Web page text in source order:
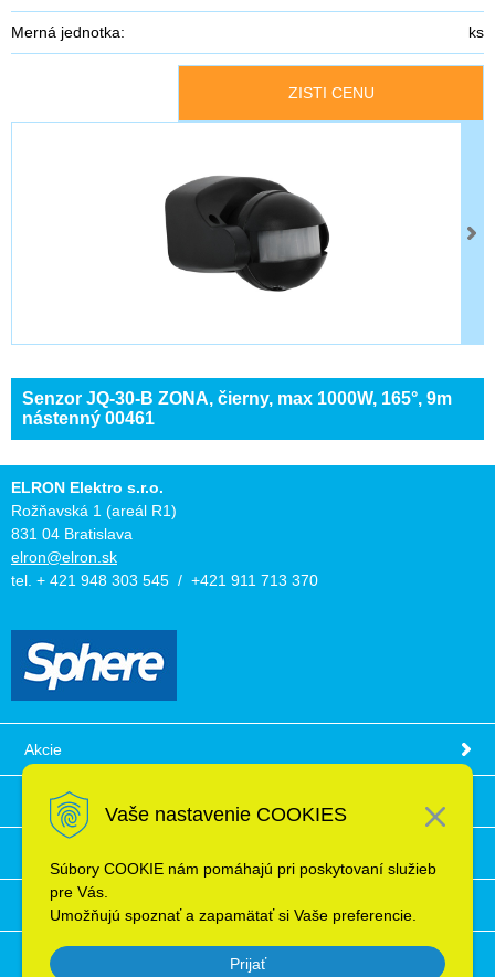
Vaše nastavenie COOKIES
Súbory COOKIE nám pomáhajú pri poskytovaní služieb
pre Vás.
Umožňujú spoznať a zapamätať si Vaše preferencie.
Prijať
Merná jednotka: ks
ZISTI CENU
Senzor JQ-30-B ZONA, čierny, max 1000W, 165°, 9m
nástenný 00461
ELRON Elektro s.r.o.
Rožňavská 1 (areál R1)
831 04 Bratislava
elron@elron.sk
tel. + 421 948 303 545 / +421 911 713 370
Akcie
Obchodné podmienky
Ochrana osobných údajov